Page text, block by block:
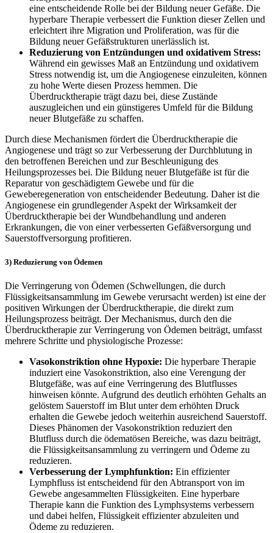
eine entscheidende Rolle bei der Bildung neuer Gefäße. Die
hyperbare Therapie verbessert die Funktion dieser Zellen und
erleichtert ihre Migration und Proliferation, was für die
Bildung neuer Gefäßstrukturen unerlässlich ist.
Reduzierung von Entzündungen und oxidativem Stress:
Während ein gewisses Maß an Entzündung und oxidativem
Stress notwendig ist, um die Angiogenese einzuleiten, können
zu hohe Werte diesen Prozess hemmen. Die
Überdrucktherapie trägt dazu bei, diese Zustände
auszugleichen und ein günstigeres Umfeld für die Bildung
neuer Blutgefäße zu schaffen.
Durch diese Mechanismen fördert die Überdrucktherapie die
Angiogenese und trägt so zur Verbesserung der Durchblutung in
den betroffenen Bereichen und zur Beschleunigung des
Heilungsprozesses bei. Die Bildung neuer Blutgefäße ist für die
Reparatur von geschädigtem Gewebe und für die
Geweberegeneration von entscheidender Bedeutung. Daher ist die
Angiogenese ein grundlegender Aspekt der Wirksamkeit der
Überdrucktherapie bei der Wundbehandlung und anderen
Erkrankungen, die von einer verbesserten Gefäßversorgung und
Sauerstoffversorgung profitieren.
3) Reduzierung von Ödemen
Die Verringerung von Ödemen (Schwellungen, die durch
Flüssigkeitsansammlung im Gewebe verursacht werden) ist eine der
positiven Wirkungen der Überdrucktherapie, die direkt zum
Heilungsprozess beiträgt. Der Mechanismus, durch den die
Überdrucktherapie zur Verringerung von Ödemen beiträgt, umfasst
mehrere Schritte und physiologische Prozesse:
Vasokonstriktion ohne Hypoxie: Die hyperbare Therapie
induziert eine Vasokonstriktion, also eine Verengung der
Blutgefäße, was auf eine Verringerung des Blutflusses
hinweisen könnte. Aufgrund des deutlich erhöhten Gehalts an
gelöstem Sauerstoff im Blut unter dem erhöhten Druck
erhalten die Gewebe jedoch weiterhin ausreichend Sauerstoff.
Dieses Phänomen der Vasokonstriktion reduziert den
Blutfluss durch die ödematösen Bereiche, was dazu beiträgt,
die Flüssigkeitsansammlung zu verringern und Ödeme zu
reduzieren.
Verbesserung der Lymphfunktion: Ein effizienter
Lymphfluss ist entscheidend für den Abtransport von im
Gewebe angesammelten Flüssigkeiten. Eine hyperbare
Therapie kann die Funktion des Lymphsystems verbessern
und dabei helfen, Flüssigkeit effizienter abzuleiten und
Ödeme zu reduzieren.